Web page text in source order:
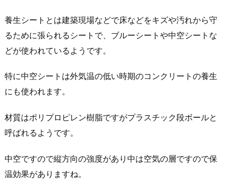
養生シートとは建築現場などで床などをキズや汚れから守
るために張られるシートで、ブルーシートや中空シートな
どが使われているようです。
特に中空シートは外気温の低い時期のコンクリートの養生
にも使われます。
材質はポリプロピレン樹脂ですがプラスチック段ボールと
呼ばれるようです。
中空ですので縦方向の強度があり中は空気の層ですので保
温効果がありますね。